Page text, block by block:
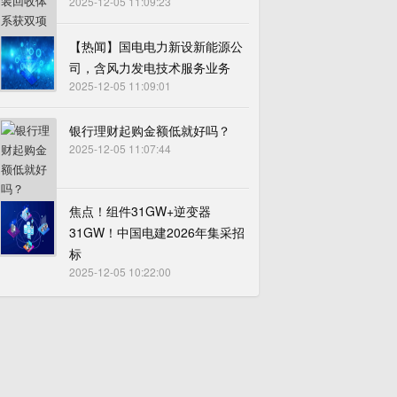
【热闻】国电电力新设新能源公
司，含风力发电技术服务业务
2025-12-05 11:09:01
银行理财起购金额低就好吗？
2025-12-05 11:07:44
焦点！组件31GW+逆变器
31GW！中国电建2026年集采招
标
2025-12-05 10:22:00